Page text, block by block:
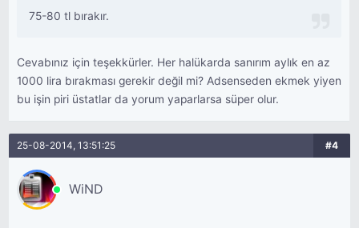
75-80 tl bırakır.
Cevabınız için teşekkürler. Her halükarda sanırım aylık en az
1000 lira bırakması gerekir değil mi? Adsenseden ekmek yiyen
bu işin piri üstatlar da yorum yaparlarsa süper olur.
25-08-2014, 13:51:25 #4
WiND